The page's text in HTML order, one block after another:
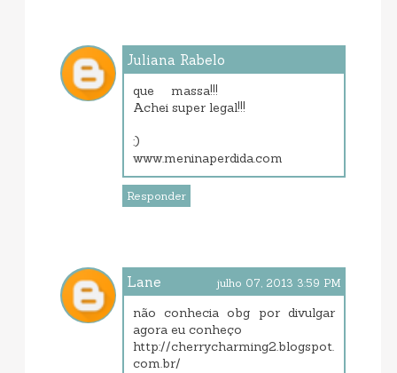
Juliana Rabelo
que massa!!!
Achei super legal!!!
:)
www.meninaperdida.com
Responder
Lane julho 07, 2013 3:59 PM
não conhecia obg por divulgar
agora eu conheço
http://cherrycharming2.blogspot.
com.br/